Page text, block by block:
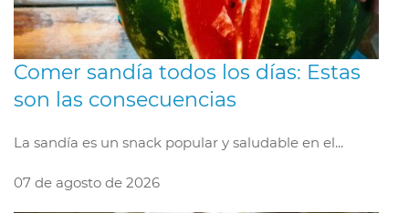
Comer sandía todos los días: Estas
son las consecuencias
La sandía es un snack popular y saludable en el...
07 de agosto de 2026